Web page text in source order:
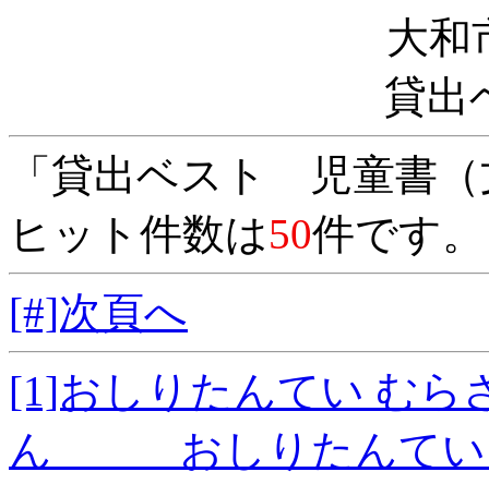
大和
貸出
「貸出ベスト 児童書
ヒット件数は50件です
[#]次頁へ
[1]おしりたんてい むら
ん おしりたんていシ